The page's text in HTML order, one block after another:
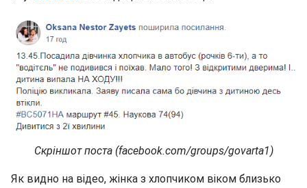
Скріншот поста (facebook.com/groups/govarta1)
Як видно на відео, жінка з хлопчиком віком близько